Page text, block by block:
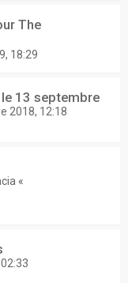
The
18:29
le 13 septembre
2018, 12:18
«